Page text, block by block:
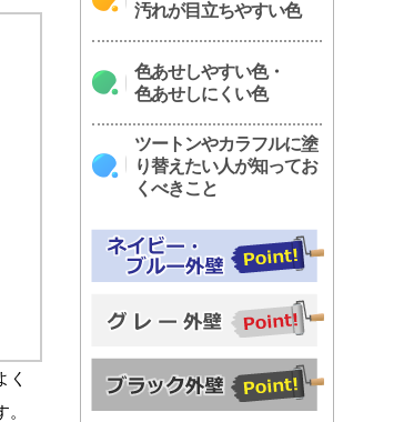
く
汚れが目立ちやすい色
色あせしやすい色・
色あせしにくい色
ツートンやカラフルに塗
り替えたい人が知ってお
くべきこと